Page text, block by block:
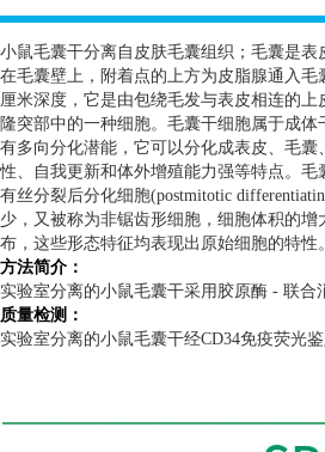
小鼠毛囊干分离自皮肤毛囊组织；毛囊是
在毛囊壁上，附着点的上方为皮脂腺通入
厘米深度，它是由包绕毛发与表皮相连的
隆突部中的一种细胞。毛囊干细胞属于成
有多向分化潜能，它可以分化成表皮、毛
性、自我更新和体外增殖能力强等特点。
有丝分裂后分化细胞(postmitotic
少，又被称为非锯齿形细胞，细胞体积的
布，这些形态特征均表现出原始细胞的特性。
方法简介：
实验室分离的小鼠毛囊干采用胶原酶 - 联合
质量检测：
实验室分离的小鼠毛囊干经CD34免疫荧光